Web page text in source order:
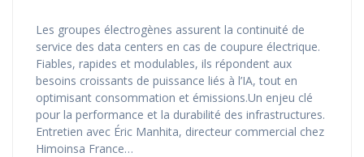
Les groupes électrogènes assurent la continuité de
service des data centers en cas de coupure électrique.
Fiables, rapides et modulables, ils répondent aux
besoins croissants de puissance liés à l’IA, tout en
optimisant consommation et émissions.Un enjeu clé
pour la performance et la durabilité des infrastructures.
Entretien avec Éric Manhita, directeur commercial chez
Himoinsa France…